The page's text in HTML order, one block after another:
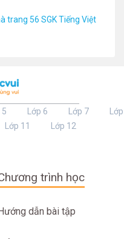
trang 56 SGK Tiếng Việt
5 Lớp 6 Lớp 7
Lớp
Lớp 11 Lớp 12
trình học
dẫn bài tập